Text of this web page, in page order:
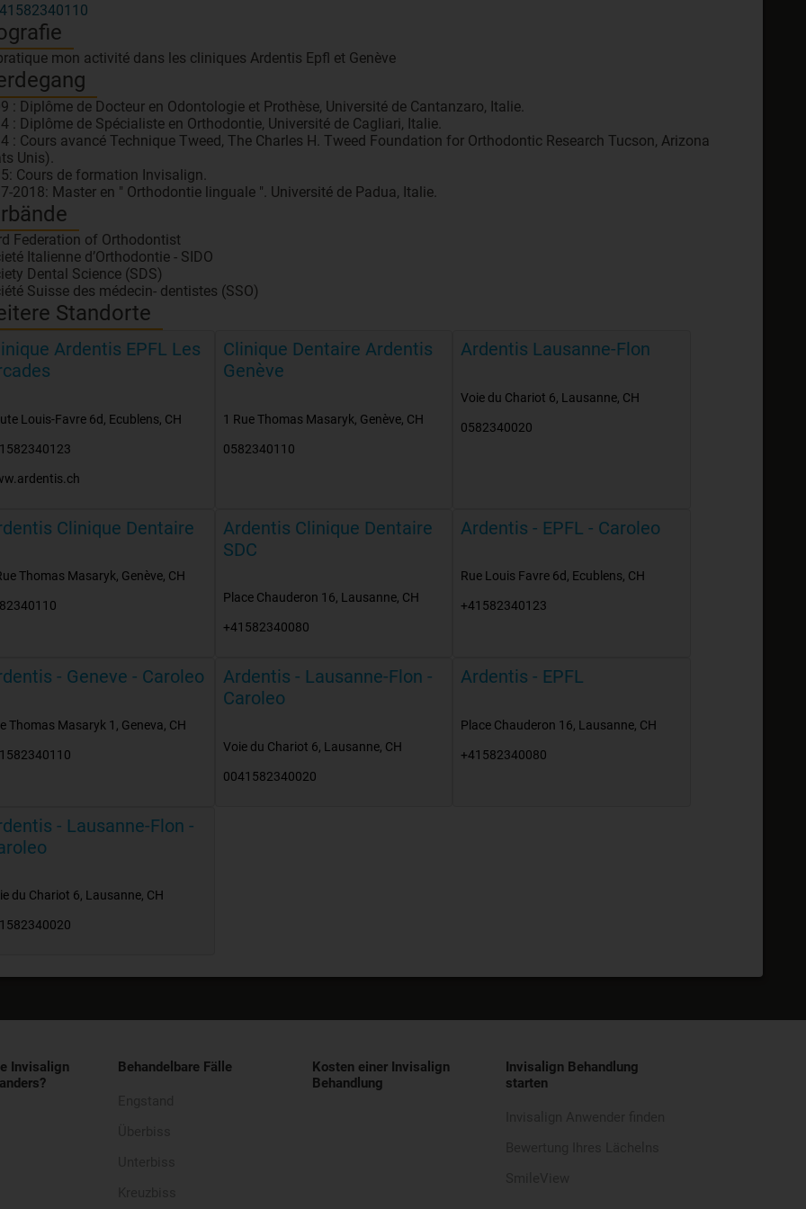
mon activité dans les cliniques Ardentis Epfl et Genève
: Diplôme de Docteur en Odontologie et Prothèse, Université de Cantanzaro, Italie.
: Diplôme de Spécialiste en Orthodontie, Université de Cagliari, Italie.
: Cours avancé Technique Tweed, The Charles H. Tweed Foundation for Orthodontic Research Tucson, Arizona
Unis).
Cours de formation Invisalign.
2018: Master en " Orthodontie linguale ". Université de Padua, Italie.
Federation of Orthodontist
Italienne d’Orthodontie - SIDO
Dental Science (SDS)
Suisse des médecin- dentistes (SSO)
Standorte
Ardentis EPFL Les
Louis-Favre 6d , Ecublens, CH
Clinique Dentaire Ardentis
Genève
1 Rue Thomas Masaryk, Genève, CH
0582340110
Ardentis Lausanne-Flon
Voie du Chariot 6, Lausanne, CH
0582340020
Clinique Dentaire
Thomas Masaryk, Genève, CH
Ardentis Clinique Dentaire
SDC
Place Chauderon 16, Lausanne, CH
+41582340080
Ardentis - EPFL - Caroleo
Rue Louis Favre 6d , Ecublens, CH
+41582340123
- Geneve - Caroleo
Thomas Masaryk 1 , Geneva, CH
Ardentis - Lausanne-Flon -
Caroleo
Voie du Chariot 6, Lausanne, CH
0041582340020
Ardentis - EPFL
Place Chauderon 16, Lausanne, CH
+41582340080
- Lausanne-Flon -
du Chariot 6, Lausanne, CH
Invisalign
Behandelbare Fälle
Kosten einer Invisalign
Behandlung
Invisalign Behandlung
starten